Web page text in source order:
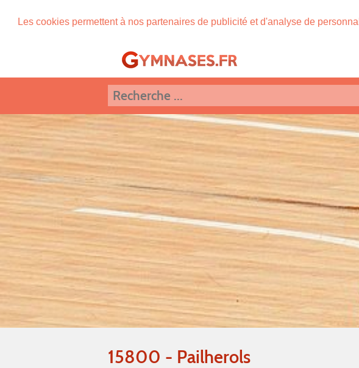
Les cookies permettent à nos partenaires de publicité et d'analyse de
15800 - Pailherols